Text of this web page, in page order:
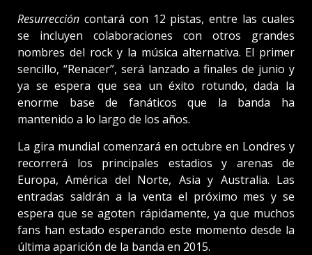
Resurrección contará con 12 pistas, entre las cuales
se incluyen colaboraciones con otros grandes
nombres del rock y la música alternativa. El primer
sencillo, “Renacer”, será lanzado a finales de junio y
ya se espera que sea un éxito rotundo, dada la
enorme base de fanáticos que la banda ha
mantenido a lo largo de los años.
La gira mundial comenzará en octubre en Londres y
recorrerá los principales estadios y arenas de
Europa, América del Norte, Asia y Australia. Las
entradas saldrán a la venta el próximo mes y se
espera que se agoten rápidamente, ya que muchos
fans han estado esperando este momento desde la
última aparición de la banda en 2015.